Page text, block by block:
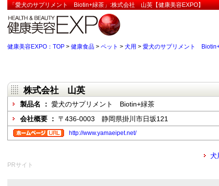
「愛犬のサプリメント Biotin+緑茶」:株式会社 山英【健康美容EXPO】
健康美容EXPO：TOP > 健康食品 > ペット > 犬用 > 愛犬のサプリメント
株式会社 山英
製品名 ： 愛犬のサプリメント Biotin+緑茶
会社概要 ： 〒436-0003 静岡県掛川市日坂121
http://www.yamaeipet.net/
犬
PRサイト